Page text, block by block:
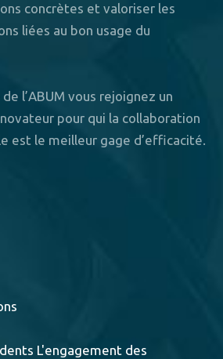
concrètes et valoriser les
liées au bon usage du
l’ABUM vous rejoignez un
pour qui la collaboration
est le meilleur gage d’efficacité.
L'engagement des